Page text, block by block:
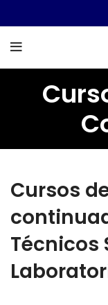
Cursos
Técnicos